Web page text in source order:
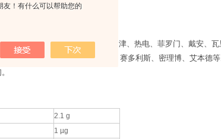
友！有什么可以帮助您的
报价
耗材试剂：美国PE、沃特世、岛津、热电、菲罗门、戴安、瓦
乐、瑞士万通、梅特勒、哈希、赛多利斯、密理博、艾本德等
2.1 g
1 µg